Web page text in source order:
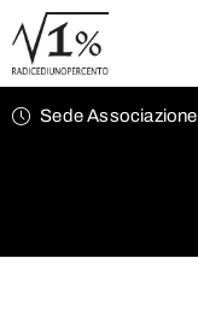
Sede